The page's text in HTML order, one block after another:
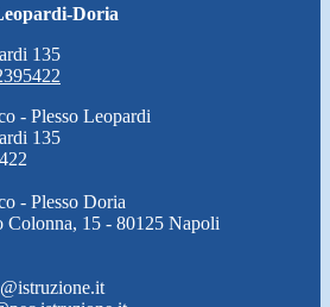
Doria
135
- Plesso Leopardi
135
- Plesso Doria
Colonna, 15 - 80125 Napoli